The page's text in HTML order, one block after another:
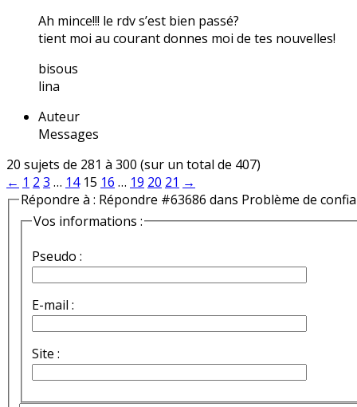
Ah mince!!! le rdv s’est bien passé?
tient moi au courant donnes moi de tes nouvelles!
bisous
lina
Auteur
Messages
20 sujets de 281 à 300 (sur un total de 407)
← 1 2 3 … 14 15 16 … 19 20 21 →
Répondre à : Répondre #63686 dans Problème de
Vos informations :
Pseudo :
E-mail :
Site :